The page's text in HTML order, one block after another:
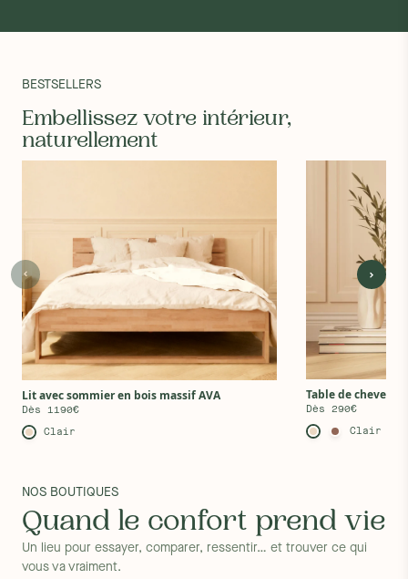
BESTSELLERS
Embellissez votre intérieur,
naturellement
Lit avec sommier en bois massif AVA
Dès 1190€
Clair
Table de chevet
Dès 290€
Clair
NOS BOUTIQUES
Quand le confort prend vie
Un lieu pour essayer, comparer, ressentir… et trouver ce qui
vous va vraiment.